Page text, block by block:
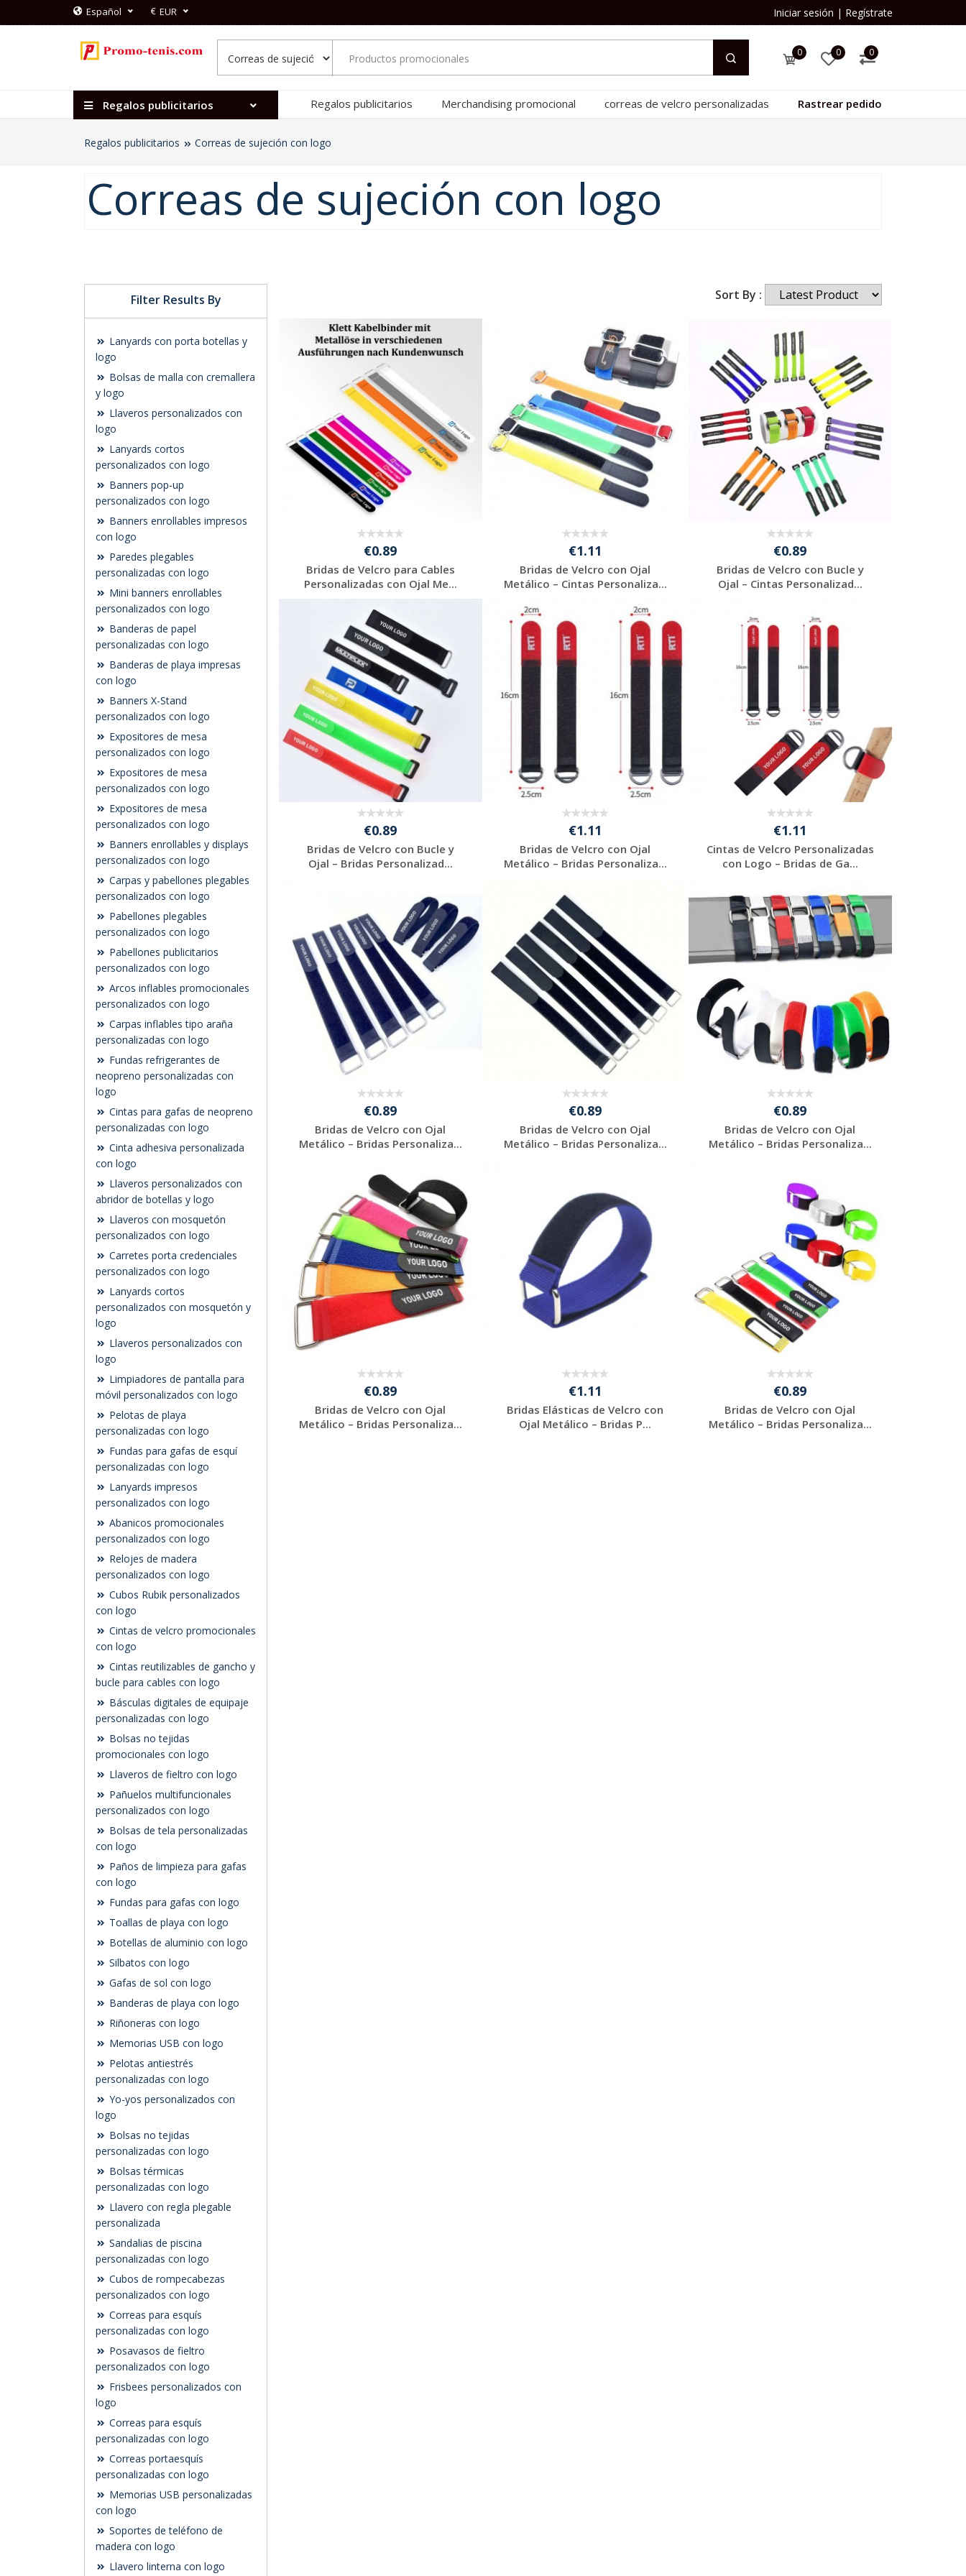
Español € EUR Iniciar sesión | Regístrate
0 0 0
Regalos publicitarios Regalos publicitarios Merchandising promocional correas de velcro personalizadas Rastrear pedido
Regalos publicitarios Correas de sujeción con logo
Correas de sujeción con logo
Filter Results By
Lanyards con porta botellas y
logo
Bolsas de malla con cremallera
y logo
Llaveros personalizados con
logo
Lanyards cortos
personalizados con logo
Banners pop-up
personalizados con logo
Banners enrollables impresos
con logo
Paredes plegables
personalizadas con logo
Mini banners enrollables
personalizados con logo
Banderas de papel
personalizadas con logo
Banderas de playa impresas
con logo
Banners X-Stand
personalizados con logo
Expositores de mesa
personalizados con logo
Expositores de mesa
personalizados con logo
Expositores de mesa
personalizados con logo
Banners enrollables y displays
personalizados con logo
Carpas y pabellones plegables
personalizados con logo
Pabellones plegables
personalizados con logo
Pabellones publicitarios
personalizados con logo
Arcos inflables promocionales
personalizados con logo
Carpas inflables tipo araña
personalizadas con logo
Fundas refrigerantes de
neopreno personalizadas con
logo
Cintas para gafas de neopreno
personalizadas con logo
Cinta adhesiva personalizada
con logo
Llaveros personalizados con
abridor de botellas y logo
Llaveros con mosquetón
personalizados con logo
Carretes porta credenciales
personalizados con logo
Lanyards cortos
personalizados con mosquetón y
logo
Llaveros personalizados con
logo
Limpiadores de pantalla para
móvil personalizados con logo
Pelotas de playa
personalizadas con logo
Fundas para gafas de esquí
personalizadas con logo
Lanyards impresos
personalizados con logo
Abanicos promocionales
personalizados con logo
Relojes de madera
personalizados con logo
Cubos Rubik personalizados
con logo
Cintas de velcro promocionales
con logo
Cintas reutilizables de gancho y
bucle para cables con logo
Básculas digitales de equipaje
personalizadas con logo
Bolsas no tejidas
promocionales con logo
Llaveros de fieltro con logo
Pañuelos multifuncionales
personalizados con logo
Bolsas de tela personalizadas
con logo
Paños de limpieza para gafas
con logo
Fundas para gafas con logo
Toallas de playa con logo
Botellas de aluminio con logo
Silbatos con logo
Gafas de sol con logo
Banderas de playa con logo
Riñoneras con logo
Memorias USB con logo
Pelotas antiestrés
personalizadas con logo
Yo-yos personalizados con
logo
Bolsas no tejidas
personalizadas con logo
Bolsas térmicas
personalizadas con logo
Llavero con regla plegable
personalizada
Sandalias de piscina
personalizadas con logo
Cubos de rompecabezas
personalizados con logo
Correas para esquís
personalizadas con logo
Posavasos de fieltro
personalizados con logo
Frisbees personalizados con
logo
Correas para esquís
personalizadas con logo
Correas portaesquís
personalizadas con logo
Memorias USB personalizadas
con logo
Soportes de teléfono de
madera con logo
Llavero linterna con logo
Sort By :
€0.89
Bridas de Velcro para Cables
Personalizadas con Ojal Me...
Solicitar
presupuesto
€1.11
Bridas de Velcro con Ojal
Metálico – Cintas Personaliza...
presupuesto
€0.89
Bridas de Velcro con Bucle y
Ojal – Cintas Personalizad...
presupuesto
€0.89
Bridas de Velcro con Bucle y
Ojal – Bridas Personalizad...
presupuesto
€1.11
Bridas de Velcro con Ojal
Metálico – Bridas Personaliza...
Solicitar
presupuesto
€1.11
Cintas de Velcro Personalizadas
con Logo – Bridas de Ga...
Solicitar
presupuesto
€0.89
Bridas de Velcro con Ojal
Metálico – Bridas Personaliza...
Solicitar
presupuesto
€0.89
Bridas de Velcro con Ojal
Metálico – Bridas Personaliza...
€0.89
Bridas de Velcro con Ojal
Metálico – Bridas Personaliza...
presupuesto
€0.89
Bridas de Velcro con Ojal
Metálico – Bridas Personaliza...
€1.11
Bridas Elásticas de Velcro con
Ojal Metálico – Bridas P...
€0.89
Bridas de Velcro con Ojal
Metálico – Bridas Personaliza...